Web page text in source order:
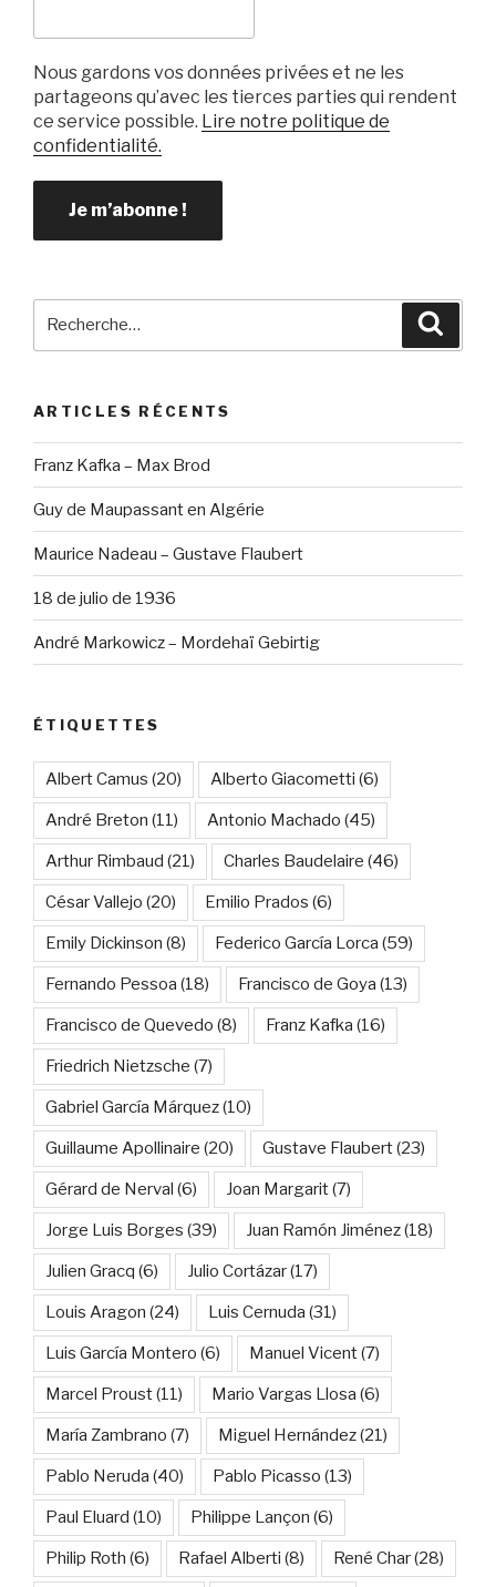
Nous gardons vos données privées et ne les
partageons qu’avec les tierces parties qui rendent
ce service possible. Lire notre politique de
confidentialité.
ARTICLES RÉCENTS
Franz Kafka – Max Brod
Guy de Maupassant en Algérie
Maurice Nadeau – Gustave Flaubert
18 de julio de 1936
André Markowicz – Mordehaï Gebirtig
ÉTIQUETTES
Albert Camus (20) Alberto Giacometti (6)
André Breton (11) Antonio Machado (45)
Arthur Rimbaud (21) Charles Baudelaire (46)
César Vallejo (20) Emilio Prados (6)
Emily Dickinson (8) Federico García Lorca (59)
Fernando Pessoa (18) Francisco de Goya (13)
Francisco de Quevedo (8) Franz Kafka (16)
Friedrich Nietzsche (7)
Gabriel García Márquez(10)
Guillaume Apollinaire (20) Gustave Flaubert(23)
Gérard de Nerval (6) Joan Margarit(7)
Jorge Luis Borges (39) Juan Ramón Jiménez(18)
Julien Gracq (6) Julio Cortázar(17)
Louis Aragon (24) Luis Cernuda (31)
Luis García Montero (6) Manuel Vicent(7)
Marcel Proust(11) Mario Vargas Llosa (6)
María Zambrano (7) Miguel Hernández(21)
Pablo Neruda (40) Pablo Picasso (13)
Paul Eluard (10) Philippe Lançon (6)
Philip Roth (6) Rafael Alberti (8) René Char(28)